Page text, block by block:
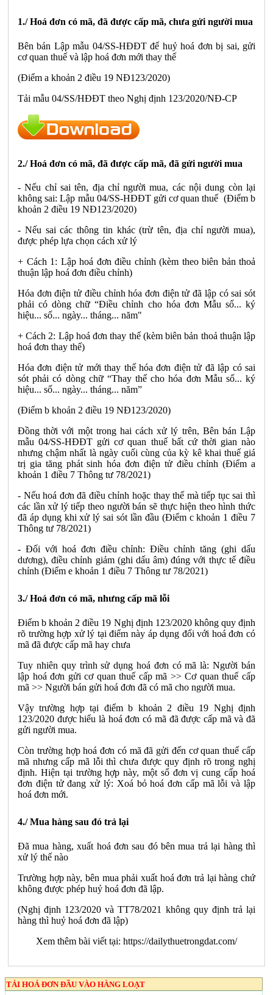
1./ Hoá đơn có mã, đã được cấp mã, chưa gửi người mua
Bên bán Lập mẫu 04/SS-HĐĐT để huỷ hoá đơn bị sai, gửi
cơ quan thuế và lập hoá đơn mới thay thế
(Điểm a khoản 2 điều 19 NĐ123/2020)
Tải mẫu 04/SS/HĐĐT theo Nghị định 123/2020/NĐ-CP
2./ Hoá đơn có mã, đã được cấp mã, đã gửi người mua
- Nếu chỉ sai tên, địa chỉ người mua, các nội dung còn lại
không sai: Lập mẫu 04/SS-HĐĐT gửi cơ quan thuế (Điểm b
khoản 2 điều 19 NĐ123/2020)
- Nếu sai các thông tin khác (trừ tên, địa chỉ người mua),
được phép lựa chọn cách xử lý
+ Cách 1: Lập hoá đơn điều chỉnh (kèm theo biên bản thoả
thuận lập hoá đơn điều chỉnh)
Hóa đơn điện tử điều chỉnh hóa đơn điện tử đã lập có sai sót
phải có dòng chữ “Điều chỉnh cho hóa đơn Mẫu số... ký
hiệu... số... ngày... tháng... năm"
+ Cách 2: Lập hoá đơn thay thế (kèm biên bản thoả thuận lập
hoá đơn thay thế)
Hóa đơn điện tử mới thay thế hóa đơn điện tử đã lập có sai
sót phải có dòng chữ “Thay thế cho hóa đơn Mẫu số... ký
hiệu... số... ngày... tháng... năm”
(Điểm b khoản 2 điều 19 NĐ123/2020)
Đồng thời với một trong hai cách xử lý trên, Bên bán Lập
mẫu 04/SS-HĐĐT gửi cơ quan thuế bất cứ thời gian nào
nhưng chậm nhất là ngày cuối cùng của kỳ kê khai thuế giá
trị gia tăng phát sinh hóa đơn điện tử điều chỉnh (Điểm a
khoản 1 điều 7 Thông tư 78/2021)
- Nếu hoá đơn đã điều chỉnh hoặc thay thế mà tiếp tục sai thì
các lần xử lý tiếp theo người bán sẽ thực hiện theo hình thức
đã áp dụng khi xử lý sai sót lần đầu (Điểm c khoản 1 điều 7
Thông tư 78/2021)
- Đối với hoá đơn điều chỉnh: Điều chỉnh tăng (ghi dấu
dương), điều chỉnh giảm (ghi dấu âm) đúng với thực tế điều
chỉnh (Điểm e khoản 1 điều 7 Thông tư 78/2021)
3./ Hoá đơn có mã, nhưng cấp mã lỗi
Điểm b khoản 2 điều 19 Nghị định 123/2020 không quy định
rõ trường hợp xử lý tại điểm này áp dụng đối với hoá đơn có
mã đã được cấp mã hay chưa
Tuy nhiên quy trình sử dụng hoá đơn có mã là: Người bán
lập hoá đơn gửi cơ quan thuế cấp mã >> Cơ quan thuế cấp
mã >> Người bán gửi hoá đơn đã có mã cho người mua.
Vậy trường hợp tại điểm b khoản 2 điều 19 Nghị định
123/2020 được hiểu là hoá đơn có mã đã được cấp mã và đã
gửi người mua.
Còn trường hợp hoá đơn có mã đã gửi đến cơ quan thuế cấp
mã nhưng cấp mã lỗi thì chưa được quy định rõ trong nghị
định. Hiện tại trường hợp này, một số đơn vị cung cấp hoá
đơn điện tử đang xử lý: Xoá bỏ hoá đơn cấp mã lỗi và lập
hoá đơn mới.
4./ Mua hàng sau đó trả lại
Đã mua hàng, xuất hoá đơn sau đó bên mua trả lại hàng thì
xử lý thế nào
Trường hợp này, bên mua phải xuất hoá đơn trả lại hàng chứ
không được phép huỷ hoá đơn đã lập.
(Nghị định 123/2020 và TT78/2021 không quy định trả lại
hàng thì huỷ hoá đơn đã lập)
Xem thêm bài viết tại: https://dailythuetrongdat.com/
TẢI HOÁ ĐƠN ĐẦU VÀO HÀNG LOẠT